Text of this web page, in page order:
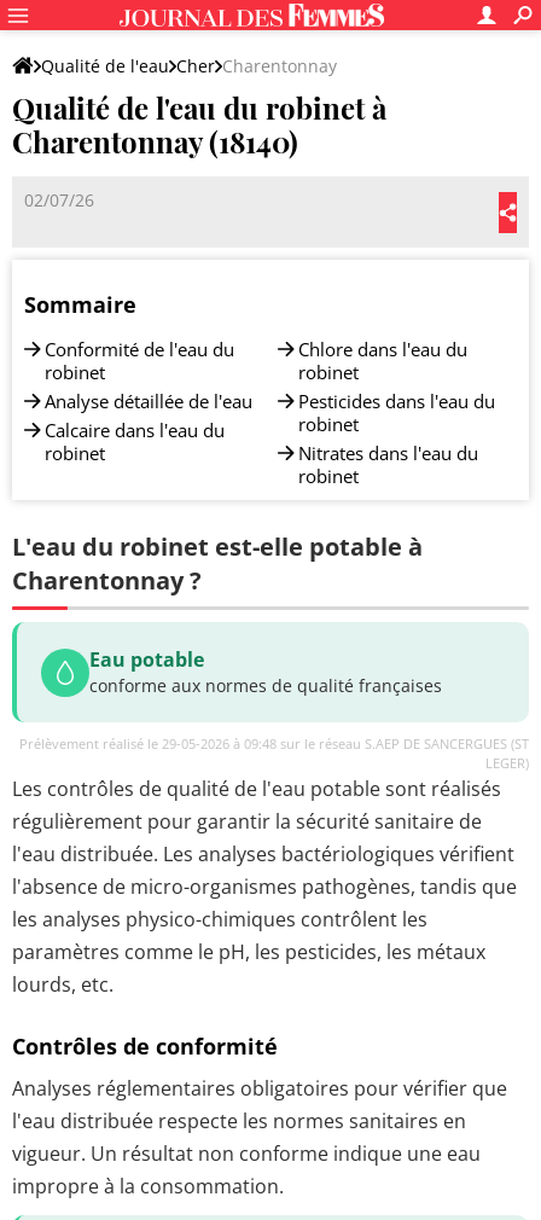
Qualité de l'eau Cher Charentonnay
Qualité de l'eau du robinet à
Charentonnay (18140)
02/07/26
Sommaire
Conformité de l'eau du
robinet
Analyse détaillée de l'eau
Calcaire dans l'eau du
robinet
Chlore dans l'eau du
robinet
Pesticides dans l'eau du
robinet
Nitrates dans l'eau du
robinet
L'eau du robinet est-elle potable à
Charentonnay ?
Eau potable
conforme aux normes de qualité françaises
Prélèvement réalisé le 29-05-2026 à 09:48 sur le réseau S.AEP DE SANCERGUES (ST
LEGER)
Les contrôles de qualité de l'eau potable sont réalisés
régulièrement pour garantir la sécurité sanitaire de
l'eau distribuée. Les analyses bactériologiques vérifient
l'absence de micro-organismes pathogènes, tandis que
les analyses physico-chimiques contrôlent les
paramètres comme le pH, les pesticides, les métaux
lourds, etc.
Contrôles de conformité
Analyses réglementaires obligatoires pour vérifier que
l'eau distribuée respecte les normes sanitaires en
vigueur. Un résultat non conforme indique une eau
impropre à la consommation.